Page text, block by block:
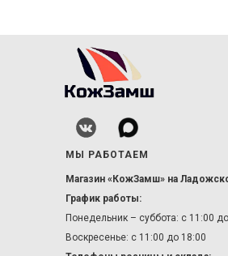
МЫ РАБОТАЕМ
Магазин «КожЗамш» на
График работы:
Понедельник – суббота: с 11:00
Воскресенье: с 11:00 до 18:00